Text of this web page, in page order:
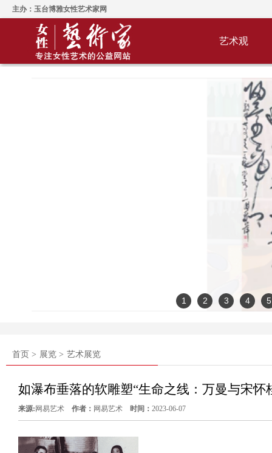
主办：玉台博雅女性艺术家网
艺术观
1 2 3 4 5
首页 > 展览 > 艺术展览
如瀑布垂落的软雕塑“生命之线：万曼与宋怀
来源: 网易艺术 作者： 网易艺术 时间： 2023-06-07